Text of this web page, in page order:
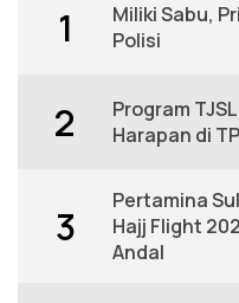
1
Miliki Sabu,
Polisi
2
Program
Harapan di
3
Pertamina
Hajj Flight
Andal